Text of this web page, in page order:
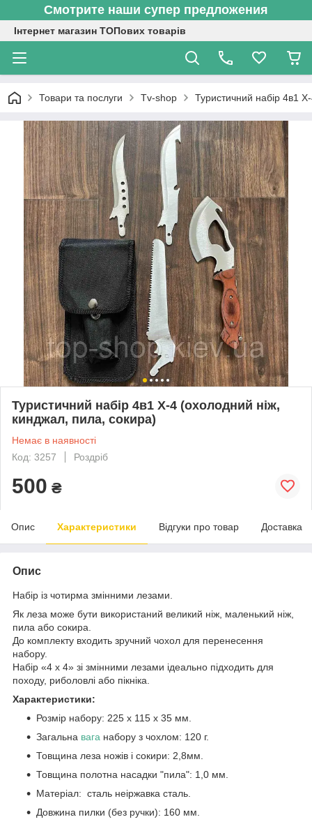
Смотрите наши супер предложения
Інтернет магазин ТОПових товарів
Товари та послуги Tv-shop Туристичний набір 4в1
Туристичний набір 4в1 Х-4 (охолодний ніж,
кинджал, пила, сокира)
Немає в наявності
Код: 3257
Роздріб
500 ₴
Опис Характеристики Відгуки про товар Доставка
Опис
Набір із чотирма змінними лезами.
Як леза може бути використаний великий ніж, маленький ніж,
пила або сокира.
До комплекту входить зручний чохол для перенесення
набору.
Набір «4 х 4» зі змінними лезами ідеально підходить для
походу, риболовлі або пікніка.
Характеристики:
Розмір набору: 225 х 115 х 35 мм.
Загальна вага набору з чохлом: 120 г.
Товщина леза ножів і сокири: 2,8мм.
Товщина полотна насадки "пила": 1,0 мм.
Матеріал: сталь неіржавка сталь.
Довжина пилки (без ручки): 160 мм.